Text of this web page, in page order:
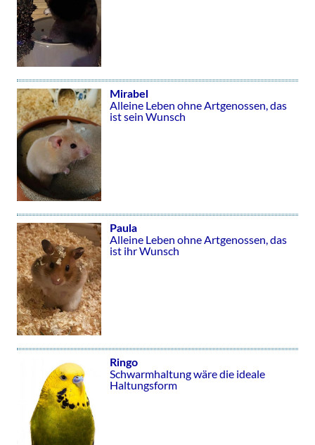
Mirabel
Alleine Leben ohne Artgenossen, das
ist sein Wunsch
Paula
Alleine Leben ohne Artgenossen, das
ist ihr Wunsch
Ringo
Schwarmhaltung wäre die ideale
Haltungsform